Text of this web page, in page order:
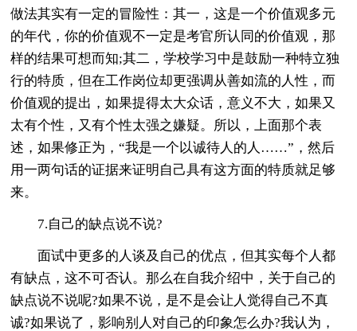
做法其实有一定的冒险性：其一，这是一个价值观多元
的年代，你的价值观不一定是考官所认同的价值观，那
样的结果可想而知;其二，学校学习中是鼓励一种特立独
行的特质，但在工作岗位却更强调从善如流的人性，而
价值观的提出，如果提得太大众话，意义不大，如果又
太有个性，又有个性太强之嫌疑。所以，上面那个表
述，如果修正为，“我是一个以诚待人的人……”，然后
用一两句话的证据来证明自己具有这方面的特质就足够
来。
7.自己的缺点说不说?
面试中更多的人谈及自己的优点，但其实每个人都
有缺点，这不可否认。那么在自我介绍中，关于自己的
缺点说不说呢?如果不说，是不是会让人觉得自己不真
诚?如果说了，影响别人对自己的印象怎么办?我认为，